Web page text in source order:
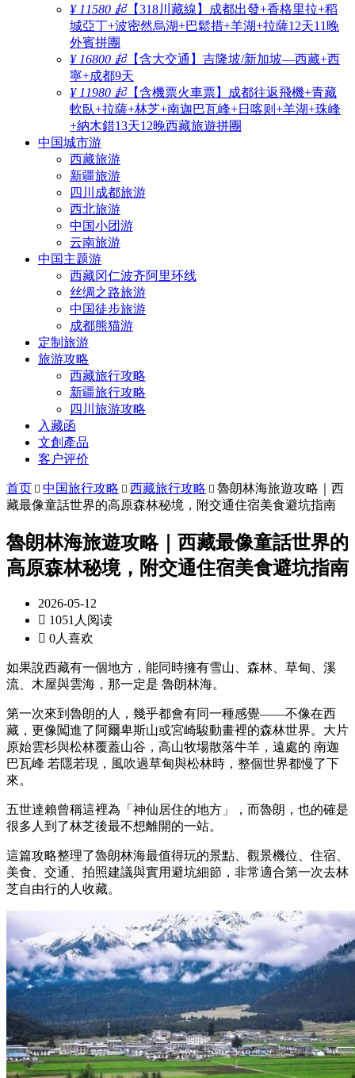
¥ 11580 起【318川藏線】成都出發+香格里拉+稻
城亞丁+波密然烏湖+巴鬆措+羊湖+拉薩12天11晚
外賓拼團
¥ 16800 起【含大交通】吉隆坡/新加坡—西藏+西
寧+成都9天
¥ 11980 起【含機票火車票】成都往返飛機+青藏
軟臥+拉薩+林芝+南迦巴瓦峰+日喀则+羊湖+珠峰
+納木錯13天12晚西藏旅遊拼團
中国城市游
西藏旅游
新疆旅游
四川成都旅游
西北旅游
中国小团游
云南旅游
中国主题游
西藏冈仁波齐阿里环线
丝绸之路旅游
中国徒步旅游
成都熊猫游
定制旅游
旅游攻略
西藏旅行攻略
新疆旅行攻略
四川旅游攻略
入藏函
文創產品
客户评价
首页  中国旅行攻略  西藏旅行攻略  魯朗林海旅遊攻略｜西
藏最像童話世界的高原森林秘境，附交通住宿美食避坑指南
魯朗林海旅遊攻略｜西藏最像童話世界的
高原森林秘境，附交通住宿美食避坑指南
2026-05-12
 1051人阅读
 0人喜欢
如果說西藏有一個地方，能同時擁有雪山、森林、草甸、溪
流、木屋與雲海，那一定是 魯朗林海。
第一次來到魯朗的人，幾乎都會有同一種感覺——不像在西
藏，更像闖進了阿爾卑斯山或宮崎駿動畫裡的森林世界。大片
原始雲杉與松林覆蓋山谷，高山牧場散落牛羊，遠處的 南迦
巴瓦峰 若隱若現，風吹過草甸與松林時，整個世界都慢了下
來。
五世達賴曾稱這裡為「神仙居住的地方」，而魯朗，也的確是
很多人到了林芝後最不想離開的一站。
這篇攻略整理了魯朗林海最值得玩的景點、觀景機位、住宿、
美食、交通、拍照建議與實用避坑細節，非常適合第一次去林
芝自由行的人收藏。